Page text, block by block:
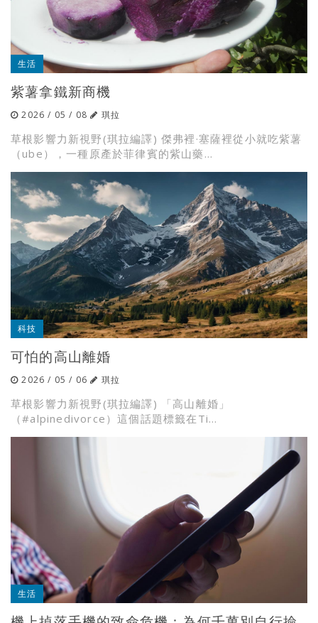
生活
紫薯拿鐵新商機
2026 / 05 / 08 琪拉
草根影響力新視野(琪拉編譯) 傑弗裡·塞薩裡從小就吃紫薯
（ube），一種原產於菲律賓的紫山藥...
科技
可怕的高山離婚
2026 / 05 / 06 琪拉
草根影響力新視野(琪拉編譯) 「高山離婚」
（#alpinedivorce）這個話題標籤在Ti...
生活